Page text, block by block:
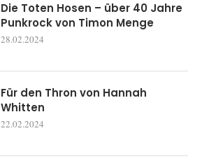
Die Toten Hosen – über 40 Jahre
Punkrock von Timon Menge
28.02.2024
Für den Thron von Hannah
Whitten
22.02.2024